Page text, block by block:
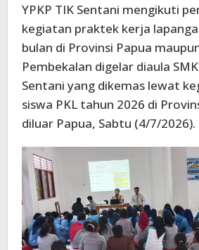
YPKP TIK Sentani mengikuti
kegiatan praktek kerja
bulan di Provinsi Papua
Pembekalan digelar diaula
Sentani yang dikemas lewat
siswa PKL tahun 2026 di
diluar Papua, Sabtu (4/7/2026).